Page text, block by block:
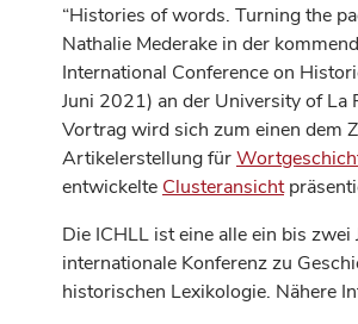
“Histories of words. Turning the
Nathalie Mederake in der
International Conference on
Juni 2021) an der University of La
Vortrag wird sich zum einen dem
Artikelerstellung für
entwickelte Clusteransicht
Die ICHLL ist eine alle ein bis
internationale Konferenz zu
historischen Lexikologie. Nähere